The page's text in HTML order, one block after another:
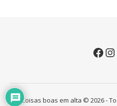
Coisas boas em alta © 2026 -